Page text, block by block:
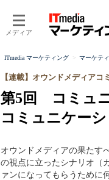
メディア
ITmedia マーケティング マーケテ
第5回 コミュ
コミュニケー
【連載】オウンドメディア
オウンドメディアの果たす
の視点に立ったシナリオ（
ァンになってもらうために